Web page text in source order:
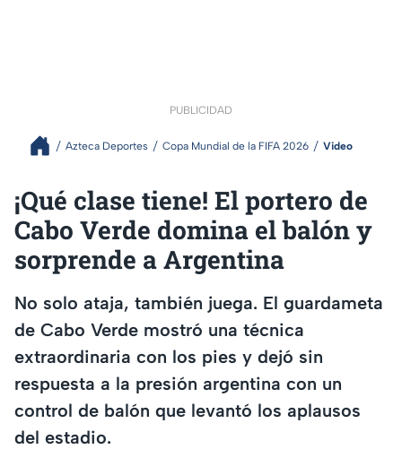
PUBLICIDAD
Azteca Deportes Copa Mundial de la FIFA 2026 Video
¡Qué clase tiene! El portero de
Cabo Verde domina el balón y
sorprende a Argentina
No solo ataja, también juega. El guardameta
de Cabo Verde mostró una técnica
extraordinaria con los pies y dejó sin
respuesta a la presión argentina con un
control de balón que levantó los aplausos
del estadio.